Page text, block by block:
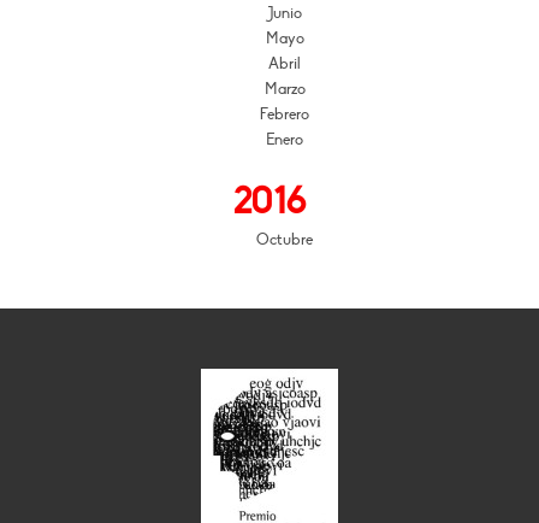
Junio
Mayo
Abril
Marzo
Febrero
Enero
2016
Octubre